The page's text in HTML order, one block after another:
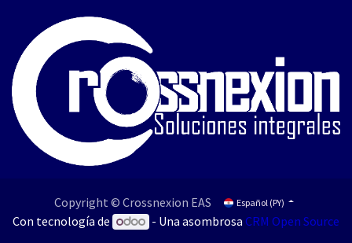
Copyright © Crossnexion EAS Español (PY)
Con tecnología de - Una asombrosa CRM Open Source